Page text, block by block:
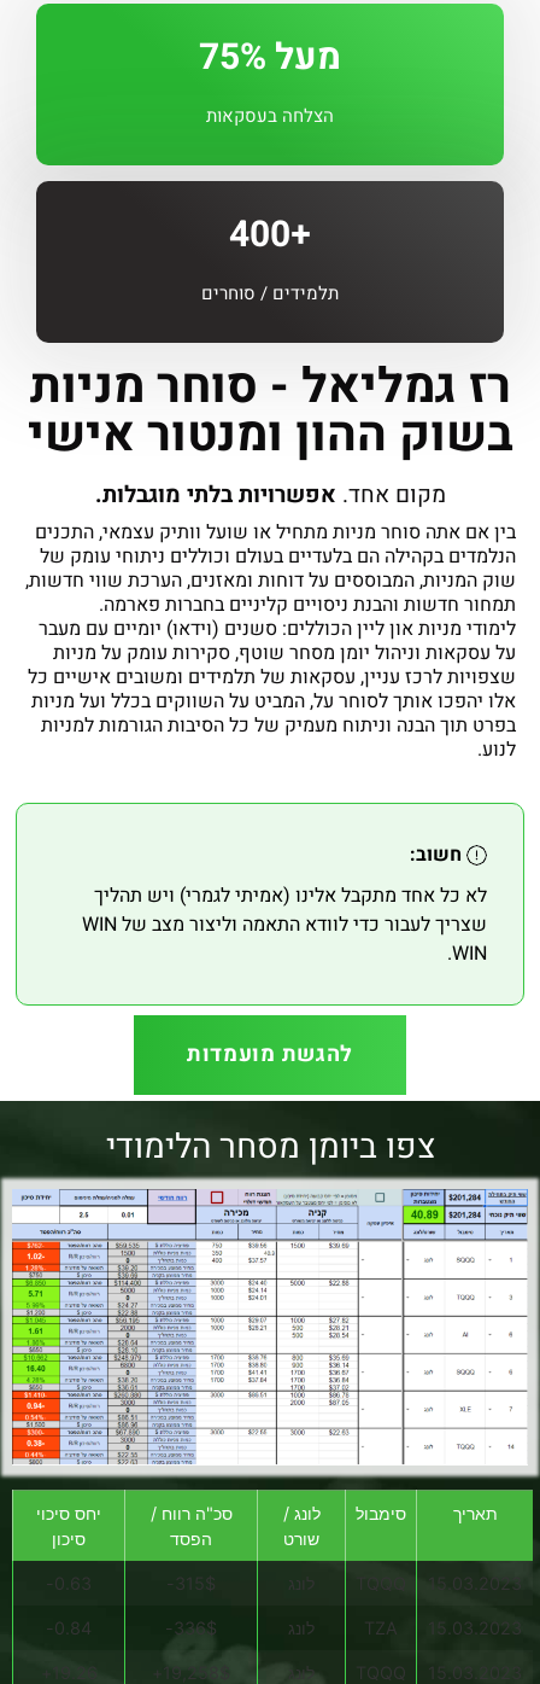
מעל 75%
הצלחה בעסקאות
+400
תלמידים / סוחרים
רז גמליאל - סוחר מניות
בשוק ההון ומנטור אישי
מקום אחד. אפשרויות בלתי מוגבלות.
בין אם אתה סוחר מניות מתחיל או שועל וותיק עצמאי, התכנים
הנלמדים בקהילה הם בלעדיים בעולם וכוללים ניתוחי עומק של
שוק המניות, המבוססים על דוחות ומאזנים, הערכת שווי חדשות,
תמחור חדשות והבנת ניסויים קליניים בחברות פארמה.
לימודי מניות און ליין הכוללים: סשנים (וידאו) יומיים עם מעבר
על עסקאות וניהול יומן מסחר שוטף, סקירות עומק על מניות
שצפויות לרכז עניין, עסקאות של תלמידים ומשובים אישיים כל
אלו יהפכו אותך לסוחר על, המביט על השווקים בכלל ועל מניות
בפרט תוך הבנה וניתוח מעמיק של כל הסיבות הגורמות למניות
לנוע.
חשוב:
לא כל אחד מתקבל אלינו (אמיתי לגמרי) ויש תהליך
שצריך לעבור כדי לוודא התאמה וליצור מצב של WIN
WIN.
להגשת מועמדות
צפו ביומן מסחר הלימודי
תאריך סימבול
לונג /
שורט
סכ"ה רווח /
הפסד
יחס סיכוי
סיכון
15.03.2023 לונג 315$-
0.63-
15.03.2023
TZA לונג 336$-
0.84-
15.03.2023
TQQQ לונג